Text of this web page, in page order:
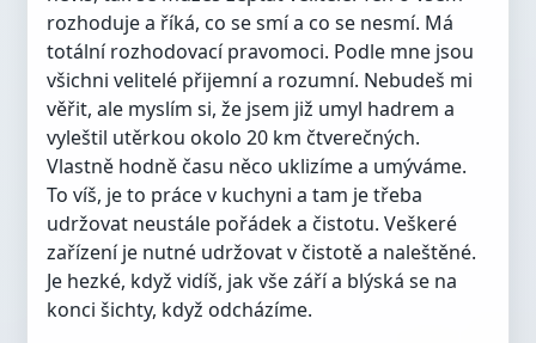
rozhoduje a říká, co se smí a co se nesmí. Má
totální rozhodovací pravomoci. Podle mne jsou
všichni velitelé přijemní a rozumní. Nebudeš mi
věřit, ale myslím si, že jsem již umyl hadrem a
vyleštil utěrkou okolo 20 km čtverečných.
Vlastně hodně času něco uklizíme a umýváme.
To víš, je to práce v kuchyni a tam je třeba
udržovat neustále pořádek a čistotu. Veškeré
zařízení je nutné udržovat v čistotě a naleštěné.
Je hezké, když vidíš, jak vše září a blýská se na
konci šichty, když odcházíme.